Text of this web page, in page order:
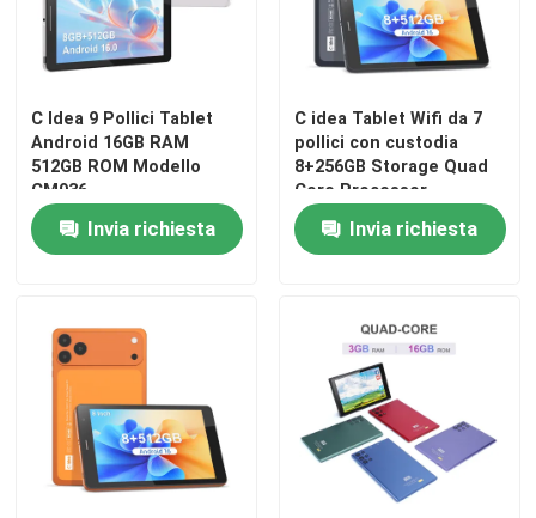
C Idea 9 Pollici Tablet
Android 16GB RAM
512GB ROM Modello
CM936
Invia richiesta
C idea Tablet Wifi da 7
pollici con custodia
8+256GB Storage Quad
Core Processor
600x1024 IPS
Touchscreen CM517 air
Invia richiesta